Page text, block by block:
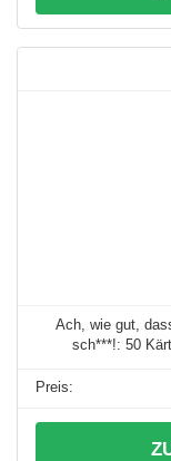
Ach, wie gut,
sch***!: 50